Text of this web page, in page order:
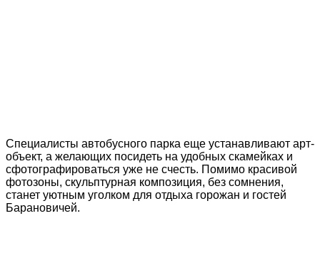
Специалисты автобусного парка еще устанавливают арт-
объект, а желающих посидеть на удобных скамейках и
сфотографироваться уже не счесть. Помимо красивой
фотозоны, скульптурная композиция, без сомнения,
станет уютным уголком для отдыха горожан и гостей
Барановичей.